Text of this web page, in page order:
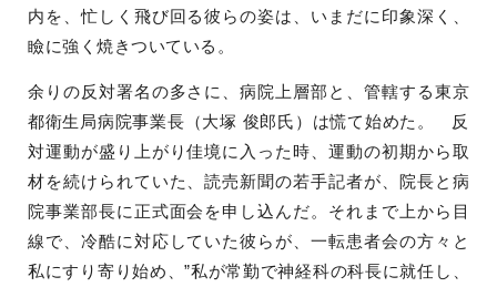
内を、忙しく飛び回る彼らの姿は、いまだに印象深く、
瞼に強く焼きついている。
余りの反対署名の多さに、病院上層部と、管轄する東京
都衛生局病院事業長（大塚 俊郎氏）は慌て始めた。 反
対運動が盛り上がり佳境に入った時、運動の初期から取
材を続けられていた、読売新聞の若手記者が、院長と病
院事業部長に正式面会を申し込んだ。それまで上から目
線で、冷酷に対応していた彼らが、一転患者会の方々と
私にすり寄り始め、”私が常勤で神経科の科長に就任し、